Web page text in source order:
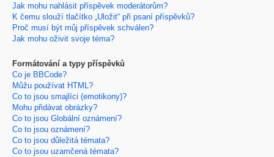
Jak mohu nahlásit příspěvek moderátorům?
K čemu slouží tlačítko „Uložit“ při psaní příspěvků?
Proč musí být můj příspěvek schválen?
Jak mohu oživit svoje téma?
Formátování a typy příspěvků
Co je BBCode?
Můžu používat HTML?
Co to jsou smajlíci (emotikony)?
Mohu přidávat obrázky?
Co to jsou Globální oznámení?
Co to jsou oznámení?
Co to jsou důležitá témata?
Co to jsou uzamčená témata?